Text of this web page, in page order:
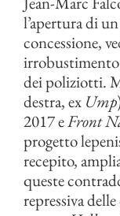
l’apertura di
concessione,
irrobustimento
dei poliziotti.
destra, ex Ump
2017 eFront
progetto
recepito,
queste
repressiva